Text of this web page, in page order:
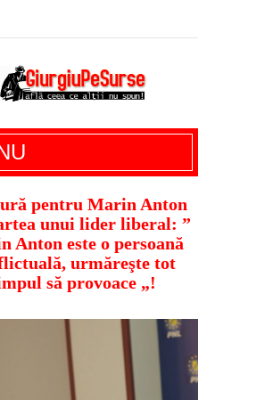
Pe Surse – actualitate giurgiu,
giurgiu, stiri politice, social
editoriale giurgiu, dezvaluiri,
soc, cancan, stiri locale
pentru Marin Anton
unui lider liberal: ”
Anton este o persoană
urmăreşte tot
să provoace „!